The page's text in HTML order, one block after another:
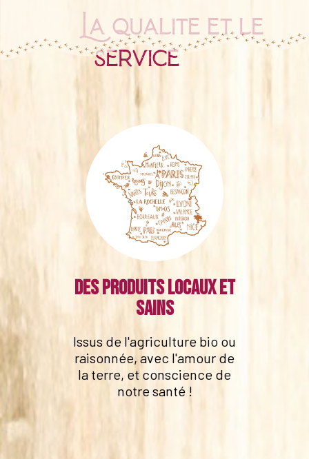
La qualité et le
service
Des produits locaux et
sains
Issus de l'agriculture bio ou
raisonnée, avec l'amour de
la terre, et conscience de
notre santé !